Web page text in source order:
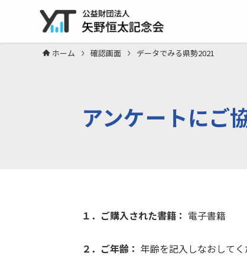
ホーム 確認画面 データでみる県勢2021
アンケートにご
１．ご購入された書籍： 電子書籍
２．ご年齢： 年齢を記入しなおしてく